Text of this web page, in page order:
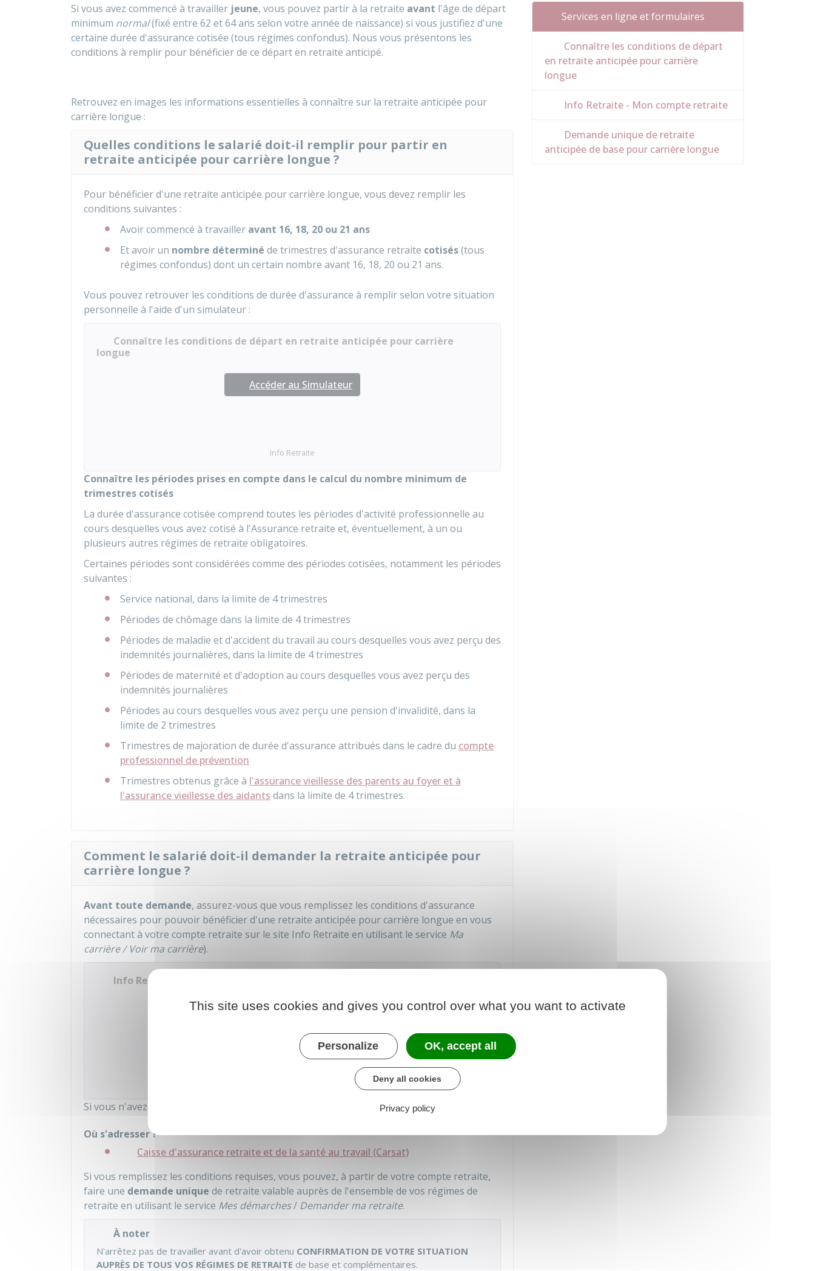
Si vous avez commencé à travailler jeune, vous pouvez partir à la retraite avant l'âge de départ
minimum normal(fixé entre 62 et 64 ans selon votre année de naissance) si vous justifiez d'une
certaine durée d'assurance cotisée (tous régimes confondus). Nous vous présentons les
conditions à remplir pour bénéficier de ce départ en retraite anticipé.
Retrouvez en images les informations essentielles à connaître sur la retraite anticipée pour
carrière longue :
Quelles conditions le salarié doit-il remplir pour partir en
retraite anticipée pour carrière longue ?
Pour bénéficier d'une retraite anticipée pour carrière longue, vous devez remplir les
conditions suivantes :
Avoir commencé à travailler avant 16, 18, 20 ou 21 ans
Et avoir un nombre déterminé de trimestres d'assurance retraite cotisés(tous
régimes confondus) dont un certain nombre avant 16, 18, 20 ou 21 ans.
Vous pouvez retrouver les conditions de durée d'assurance à remplir selon votre situation
personnelle à l'aide d'un simulateur :
Connaître les conditions de départ en retraite anticipée pour carrière
longue
Accéder au Simulateur
Info Retraite
Connaître les périodes prises en compte dans le calcul du nombre minimum de
trimestres cotisés
La durée d'assurance cotisée comprend toutes les périodes d'activité professionnelle au
cours desquelles vous avez cotisé à l'Assurance retraite et, éventuellement, à un ou
plusieurs autres régimes de retraite obligatoires.
Certaines périodes sont considérées comme des périodes cotisées, notamment les périodes
suivantes :
Service national, dans la limite de 4 trimestres
Périodes de chômage dans la limite de 4 trimestres
Périodes de maladie et d'accident du travail au cours desquelles vous avez perçu des
indemnités journalières, dans la limite de 4 trimestres
Périodes de maternité et d'adoption au cours desquelles vous avez perçu des
indemnités journalières
Périodes au cours desquelles vous avez perçu une pension d'invalidité, dans la
limite de 2 trimestres
Trimestres de majoration de durée d'assurance attribués dans le cadre du compte
professionnel de prévention
Trimestres obtenus grâce à l'assurance vieillesse des parents au foyer et à
l'assurance vieillesse des aidants dans la limite de 4 trimestres.
Comment le salarié doit-il demander la retraite anticipée pour
carrière longue ?
Avant toute demande, assurez-vous que vous remplissez les conditions d'assurance
nécessaires pour pouvoir bénéficier d'une retraite anticipée pour carrière longue en vous
connectant à votre compte retraite sur le site Info Retraite en utilisant le service Ma
carrière / Voir ma carrière).
Info Retraite - Mon compte retraite
Accéder au service en ligne
Si vous n'avez pas internet, vous pouvez aussi contacter votre caisse de retraite.
Où s'adresser ?
Caisse d'assurance retraite et de la santé au travail (Carsat)
Si vous remplissez les conditions requises, vous pouvez, à partir de votre compte retraite,
faire une demande unique de retraite valable auprès de l'ensemble de vos régimes de
retraite en utilisant le service Mes démarches/ Demander ma retraite.
À noter
N'arrêtez pas de travailler avant d'avoir obtenu CONFIRMATION DE VOTRE SITUATION
AUPRÈS DE TOUS VOS RÉGIMES DE RETRAITE de base et complémentaires.
Services en ligne et formulaires
Connaître les conditions de départ
en retraite anticipée pour carrière
longue
Info Retraite - Mon compte retraite
Demande unique de retraite
anticipée de base pour carrière longue
This site uses cookies and gives you control over what you want to activate
Personalize OK, accept all
Deny all cookies
Privacy policy